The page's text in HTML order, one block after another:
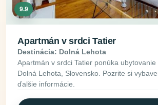
9.9
Apartmán v srdci Tatier
Destinácia: Dolná Lehota
Apartmán v srdci Tatier ponúka ubytovanie
Dolná Lehota, Slovensko. Pozrite si
ďalšie informácie.